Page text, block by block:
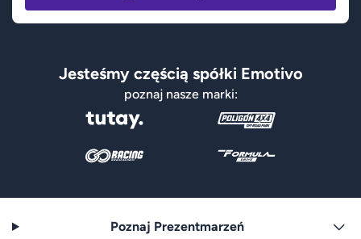
Jesteśmy częścią spółki Emotivo
poznaj nasze marki:
Poznaj Prezentmarzeń